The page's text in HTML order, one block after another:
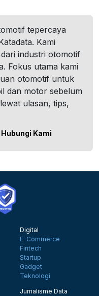
tepercaya
Kami
industri otomotif
Fokus utama kami
otomotif untuk
dan motor sebelum
ulasan, tips,
Hubungi Kami
Digital
E-Commerce
Fintech
Startup
Gadget
Teknologi
Jurnalisme Data